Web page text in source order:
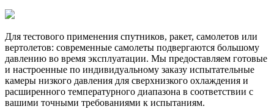
Для тестового применения спутников, ракет, самолетов или
вертолетов: современные самолеты подвергаются большому
давлению во время эксплуатации. Мы предоставляем готовые
и настроенные по индивидуальному заказу испытательные
камеры низкого давления для сверхнизкого охлаждения и
расширенного температурного диапазона в соответствии с
вашими точными требованиями к испытаниям.